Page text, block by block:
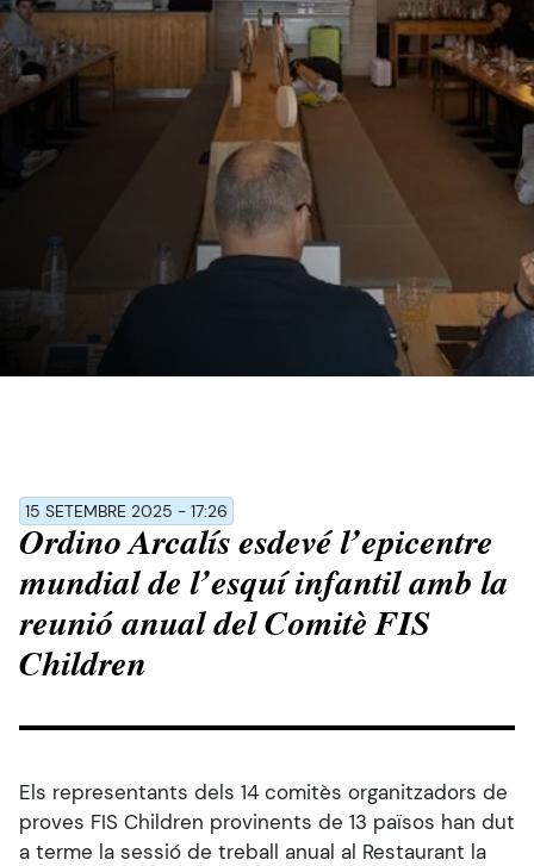
15 SETEMBRE 2025 - 17:26
Ordino Arcalís esdevé l’epicentre
mundial de l’esquí infantil amb la
reunió anual del Comitè FIS
Children
Els representants dels 14 comitès organitzadors de
proves FIS Children provinents de 13 països han dut
a terme la sessió de treball anual al Restaurant la